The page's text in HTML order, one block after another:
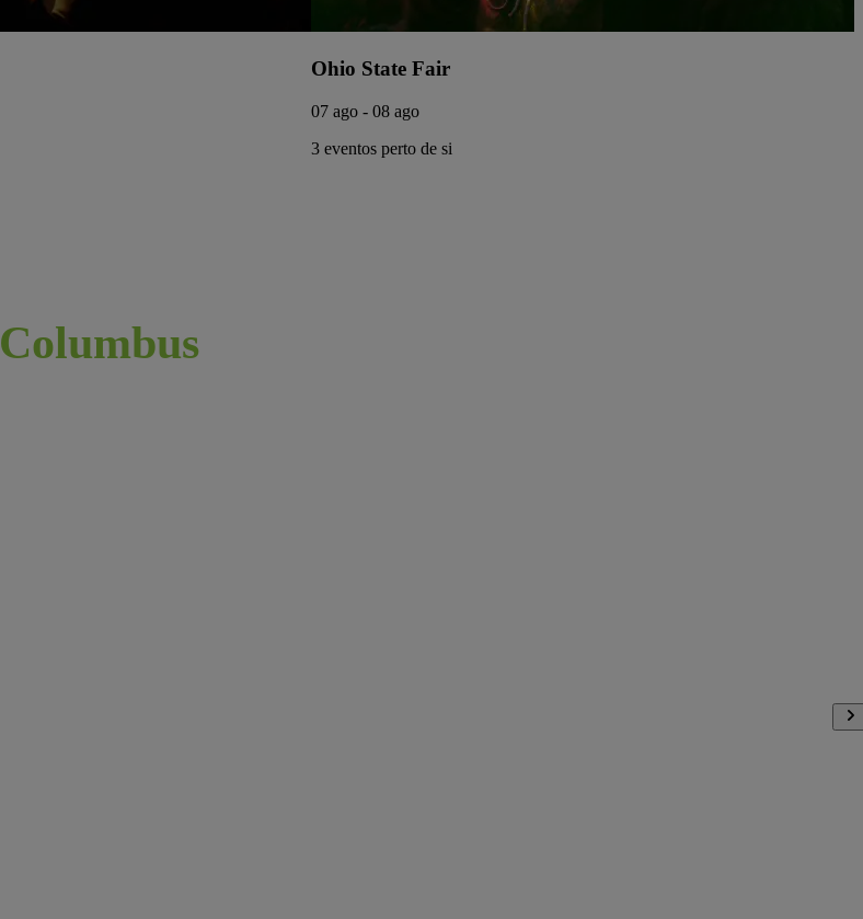
Ohio State Fair
07 ago - 08 ago
3 eventos perto de si
Columbus